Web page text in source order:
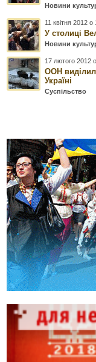
Новини
11 квітня 2012 о
У столиці
Новини
17 лютого 2012
ООН
Україні
Суспільство